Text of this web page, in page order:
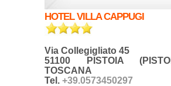
HOTEL VILLA CAPPUGI
Via Collegigliato 45
51100 PISTOIA
TOSCANA
Tel. +39.0573450297